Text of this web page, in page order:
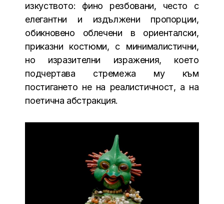
изкуството: фино резбовани, често с
елегантни и издължени пропорции,
обикновено облечени в ориенталски,
приказни костюми, с минималистични,
но изразителни изражения, което
подчертава стремежа му към
постигането не на реалистичност, а на
поетична абстракция.